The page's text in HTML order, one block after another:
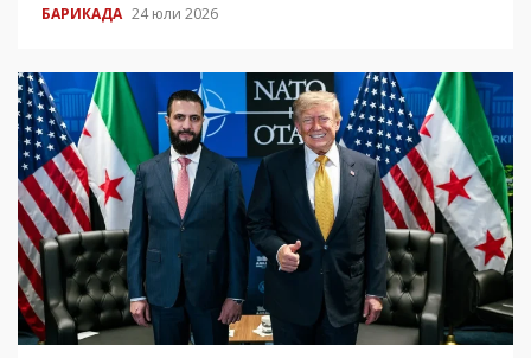
БАРИКАДА 24 юли 2026